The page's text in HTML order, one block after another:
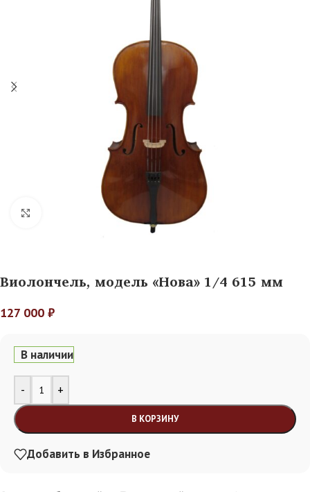
Нажмите, чтобы увеличить
Виолончель, модель «Нова» 1/4 615 мм
127 000 ₽
В наличии
- +
В КОРЗИНУ
Alternative:
Добавить в Избранное